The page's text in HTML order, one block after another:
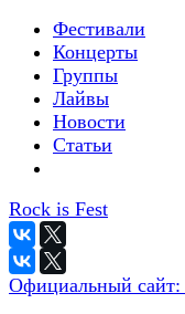
Фестивали
Концерты
Группы
Лайвы
Новости
Статьи
Rock is Fest
Официальный сайт: